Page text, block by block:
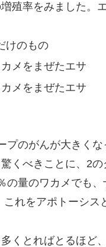
殖率をみました。
けのもの
メをまぜたエサ
メをまぜたエサ
プのがんが大きく
くべきことに、2
の量のワカメでも
れをアポトーシス
くとればとるほど